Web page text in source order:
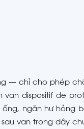
— chỉ cho phép
dispositif de
ngăn hư hỏng
van trong dây